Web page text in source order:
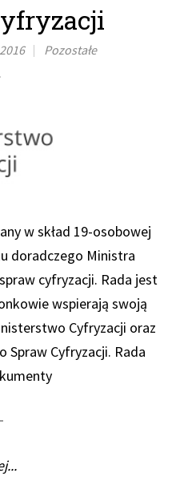
Pozostałe
w skład 19-osobowej
doradczego Ministra
cyfryzacji. Rada jest
wspierają swoją
Cyfryzacji oraz
Cyfryzacji. Rada